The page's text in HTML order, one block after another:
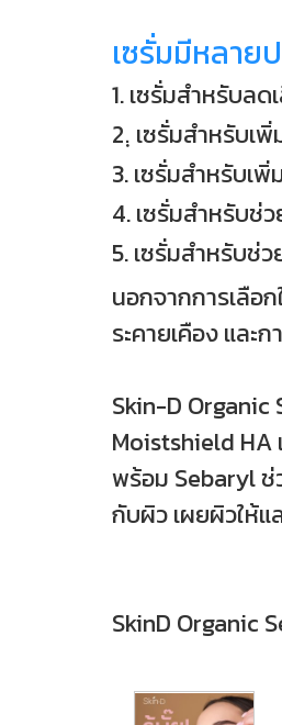
เซรั่มมีหลาย
1. เซรั่มสำหรับล
2.ฺ เซรั่มสำหรับเ
3. เซรั่มสำหรับเ
4. เซรั่มสำหรับช่
5. เซรั่มสำหรับช่
นอกจากการเลือ
ระคายเคือง และ
Skin-D Organic
Moistshield HA
พร้อม Sebaryl ช่
กับผิว เผยผิวให้แ
SkinD Organic